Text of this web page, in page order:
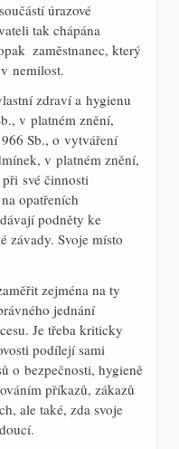
úrazové
tak chápána
 zaměstnanec, který
nemilost.
zdraví a hygienu
v platném znění,
Sb., o vytváření
v platném znění,
své činnosti
opatřeních
podněty ke
závady. Svoje místo
zejména na ty
jednání
Je třeba kriticky
podílejí sami
o bezpečnosti, hygieně
příkazů, zákazů
ale také, zda svoje